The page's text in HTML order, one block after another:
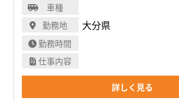
車種
勤務地
大分県
勤務時間
仕事内容
詳しく見る